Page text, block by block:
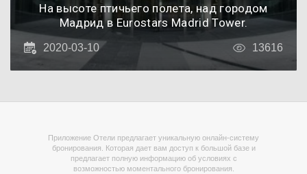
На высоте птичьего полета, над городом
Мадрид в Eurostars Madrid Tower.
2020-03-10 13616
Приложение Отели предлагает уникальную онлайн-систему
бронирования. Которая дает вам доступ к большой базе и
предлагает полную информацию об условиях с
возможностью моментального бронирования.